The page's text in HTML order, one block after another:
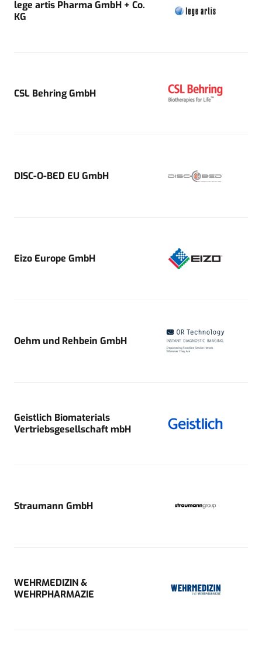
lege artis Pharma GmbH + Co.
KG
CSL Behring GmbH
DISC-O-BED EU GmbH
Eizo Europe GmbH
Oehm und Rehbein GmbH
Geistlich Biomaterials
Vertriebsgesellschaft mbH
Straumann GmbH
WEHRMEDIZIN &
WEHRPHARMAZIE